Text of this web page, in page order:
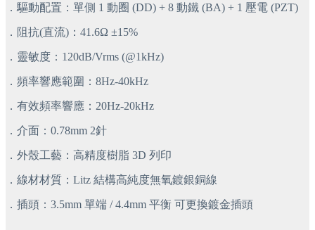
．驅動配置：單側 1 動圈 (DD) + 8 動鐵 (BA) + 1 壓電 (PZT)
．阻抗(直流)：41.6Ω ±15%
．靈敏度：120dB/Vrms (@1kHz)
．頻率響應範圍：8Hz-40kHz
．有效頻率響應：20Hz-20kHz
．介面：0.78mm 2針
．外殼工藝：高精度樹脂 3D 列印
．線材材質：Litz 結構高純度無氧鍍銀銅線
．插頭：3.5mm 單端 / 4.4mm 平衡 可更換鍍金插頭